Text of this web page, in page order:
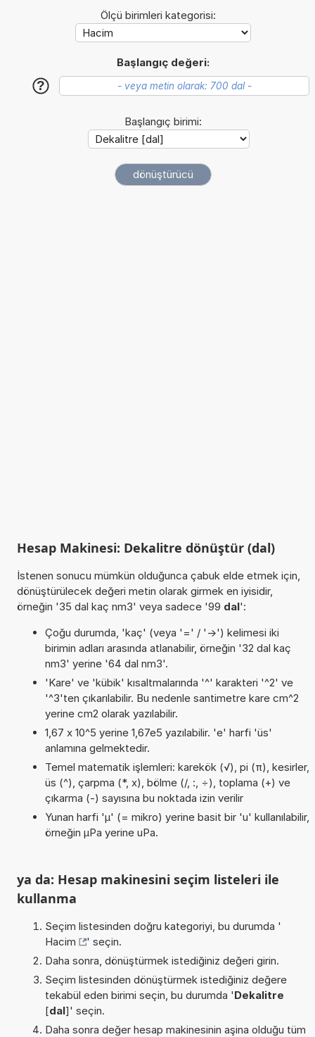
Ölçü birimleri kategorisi:
Başlangıç değeri:
?
Başlangıç birimi:
Hesap Makinesi: Dekalitre dönüştür (dal)
İstenen sonucu mümkün olduğunca çabuk elde etmek için,
dönüştürülecek değeri metin olarak girmek en iyisidir,
örneğin '35 dal kaç nm3' veya sadece '99 dal':
Çoğu durumda, 'kaç' (veya '=' / '->') kelimesi iki
birimin adları arasında atlanabilir, örneğin '32 dal kaç
nm3' yerine '64 dal nm3'.
'Kare' ve 'kübik' kısaltmalarında '^' karakteri '^2' ve
'^3'ten çıkarılabilir. Bu nedenle santimetre kare cm^2
yerine cm2 olarak yazılabilir.
1,67 x 10^5 yerine 1,67e5 yazılabilir. 'e' harfi 'üs'
anlamına gelmektedir.
Temel matematik işlemleri: karekök (√), pi (π), kesirler,
üs (^), çarpma (*, x), bölme (/, :, ÷), toplama (+) ve
çıkarma (-) sayısına bu noktada izin verilir
Yunan harfi 'µ' (= mikro) yerine basit bir 'u' kullanılabilir,
örneğin µPa yerine uPa.
ya da: Hesap makinesini seçim listeleri ile
kullanma
Seçim listesinden doğru kategoriyi, bu durumda '
Hacim
' seçin.
Daha sonra, dönüştürmek istediğiniz değeri girin.
Seçim listesinden dönüştürmek istediğiniz değere
tekabül eden birimi seçin, bu durumda 'Dekalitre
[dal]' seçin.
Daha sonra değer hesap makinesinin aşina olduğu tüm